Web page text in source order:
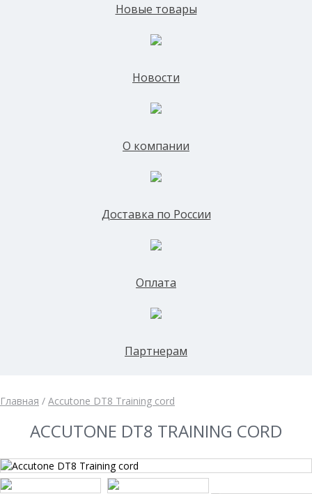
Новые товары
Новости
О компании
Доставка по России
Оплата
Партнерам
Главная / Accutone DT8 Training cord
ACCUTONE DT8 TRAINING CORD